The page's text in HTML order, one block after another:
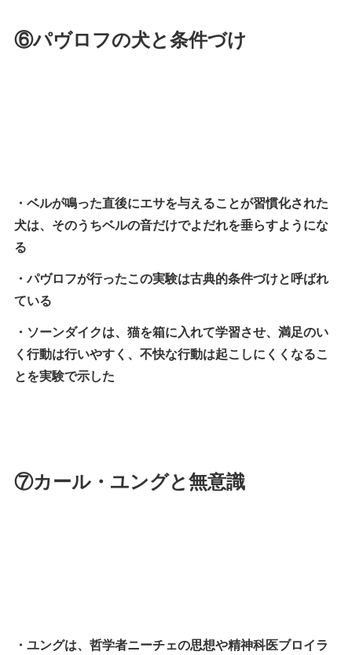
⑥パヴロフの犬と条件づけ
・ベルが鳴った直後にエサを与えることが習慣化された
犬は、そのうちベルの音だけでよだれを垂らすようにな
る
・パヴロフが行ったこの実験は古典的条件づけと呼ばれ
ている
・ソーンダイクは、猫を箱に入れて学習させ、満足のい
く行動は行いやすく、不快な行動は起こしにくくなるこ
とを実験で示した
⑦カール・ユングと無意識
・ユングは、哲学者ニーチェの思想や精神科医ブロイラ